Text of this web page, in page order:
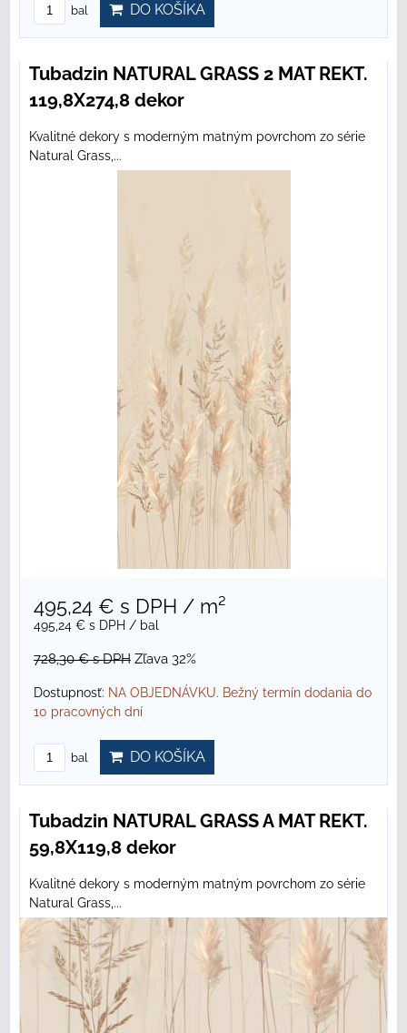
bal DO KOŠÍKA
Tubadzin NATURAL GRASS 2 MAT REKT.
119,8X274,8 dekor
Kvalitné dekory s moderným matným povrchom zo série
Natural Grass,...
495,24 € s DPH / m²
495,24 € s DPH / bal
728,30 €s DPH Zľava 32%
Dostupnosť: NA OBJEDNÁVKU. Bežný termín dodania do
10 pracovných dní
bal DO KOŠÍKA
Tubadzin NATURAL GRASS A MAT REKT.
59,8X119,8 dekor
Kvalitné dekory s moderným matným povrchom zo série
Natural Grass,...